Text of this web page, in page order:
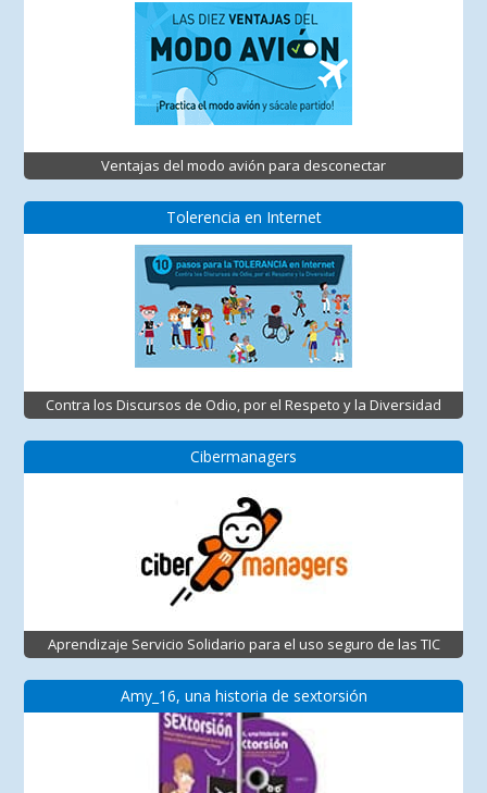
Ventajas del modo avión para desconectar
Tolerencia en Internet
Contra los Discursos de Odio, por el Respeto y la Diversidad
Cibermanagers
Aprendizaje Servicio Solidario para el uso seguro de las TIC
Amy_16, una historia de sextorsión